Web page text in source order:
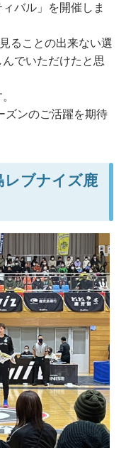
バル」を開催しま
ることの出来ない選
でいただけたと思
ズンのご活躍を期待
レブナイズ鹿